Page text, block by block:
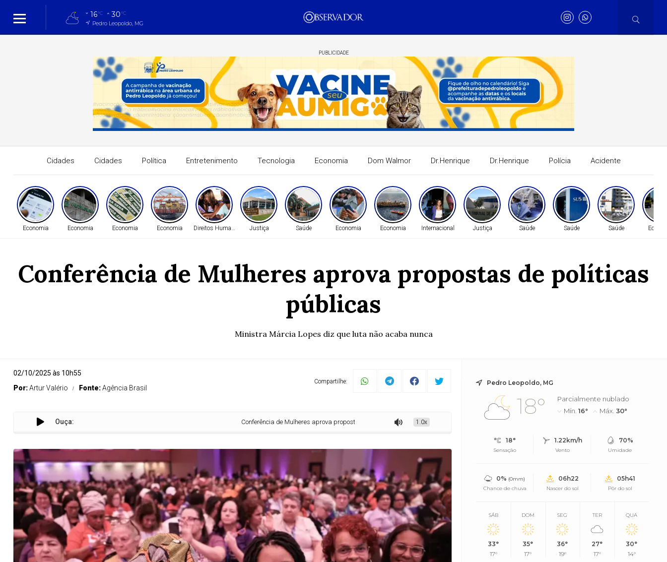
16°C 30°C
Pedro Leopoldo, MG
PUBLICIDADE
Cidades Cidades Política Entretenimento Tecnologia Economia Dom Walmor Dr.Henrique Dr.Henrique Polícia Acidente
Economia Economia Economia Economia Direitos Humanos Justiça Saúde Economia Economia Internacional Justiça Saúde Saúde Saúde
Conferência de Mulheres aprova propostas de políticas
públicas
Ministra Márcia Lopes diz que luta não acaba nunca
02/10/2025 às 10h55
Por:Artur Valério Fonte:Agência Brasil
Compartilhe:
Ouça: Conferência de Mulheres aprova propostas de políticas públicas 1.0x
Pedro Leopoldo, MG
18°
Parcialmente nublado
Mín.16° Máx.30°
18°
Sensação
1.22km/h
Vento
70%
Umidade
0% (0mm)
Chance de chuva
06h22
Nascer do sol
05h41
Pôr do sol
SÁB
33°
17°
DOM
35°
17°
SEG
36°
19°
TER
27°
17°
QUA
30°
14°